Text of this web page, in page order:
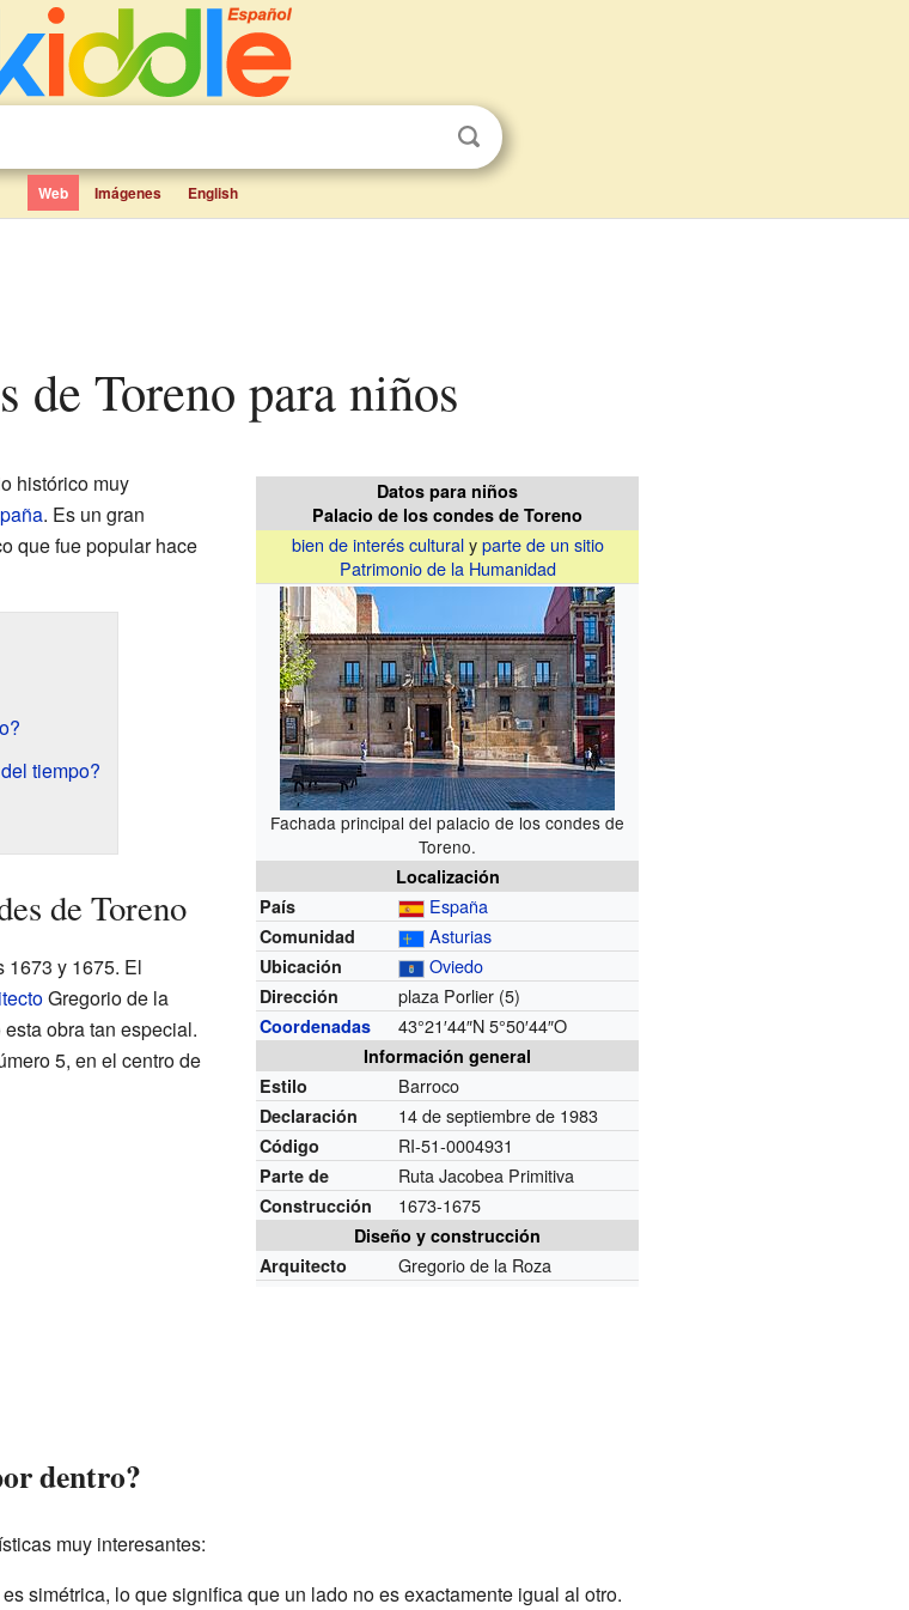
Web Imágenes English
de Toreno para niños
Datos para niños
Palacio de los condes de Toreno
bien de interés culturalyparte de un sitio
Patrimonio de la Humanidad
Fachada principal del palacio de los condes de
Toreno.
Localización
País
España
Comunidad Asturias
Ubicación Oviedo
Dirección plaza Porlier (5)
Coordenadas 43°21′44″N 5°50′44″O
Información general
Estilo
Barroco
Declaración 14 de septiembre de 1983
Código RI-51-0004931
Parte de Ruta Jacobea Primitiva
Construcción 1673-1675
Diseño y construcción
Arquitecto
Gregorio de la Roza
histórico muy
. Es un gran
que fue popular hace
tiempo?
de Toreno
1673 y 1675. El
Gregorio de la
obra tan especial.
5, en el centro de
dentro?
muy interesantes:
simétrica, lo que significa que un lado no es exactamente igual al otro.